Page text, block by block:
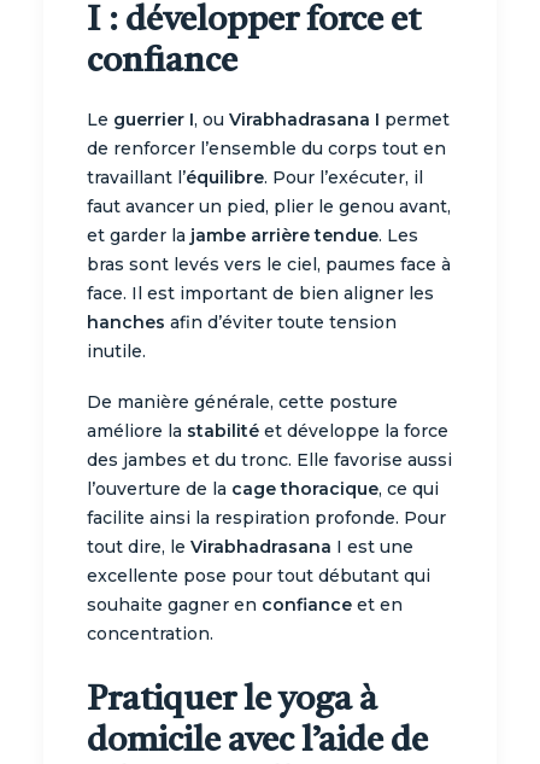
I : développer force et
confiance
Le guerrier I, ou Virabhadrasana I permet
de renforcer l’ensemble du corps tout en
travaillant l’équilibre. Pour l’exécuter, il
faut avancer un pied, plier le genou avant,
et garder la jambe arrière tendue. Les
bras sont levés vers le ciel, paumes face à
face. Il est important de bien aligner les
hanches afin d’éviter toute tension
inutile.
De manière générale, cette posture
améliore la stabilité et développe la force
des jambes et du tronc. Elle favorise aussi
l’ouverture de la cage thoracique, ce qui
facilite ainsi la respiration profonde. Pour
tout dire, le Virabhadrasana I est une
excellente pose pour tout débutant qui
souhaite gagner en confiance et en
concentration.
Pratiquer le yoga à
domicile avec l’aide de